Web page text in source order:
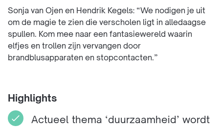
Sonja van Ojen en Hendrik Kegels: “We nodigen je uit
om de magie te zien die verscholen ligt in alledaagse
spullen. Kom mee naar een fantasiewereld waarin
elfjes en trollen zijn vervangen door
brandblusapparaten en stopcontacten.”
Highlights
Actueel thema ‘duurzaamheid’ wordt